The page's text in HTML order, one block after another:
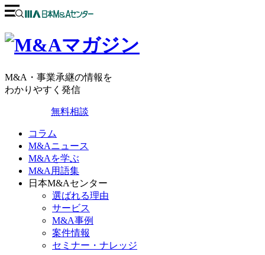
M&A・事業承継の情報を
わかりやすく発信
無料相談
コラム
M&Aニュース
M&Aを学ぶ
M&A用語集
日本M&Aセンター
選ばれる理由
サービス
M&A事例
案件情報
セミナー・ナレッジ